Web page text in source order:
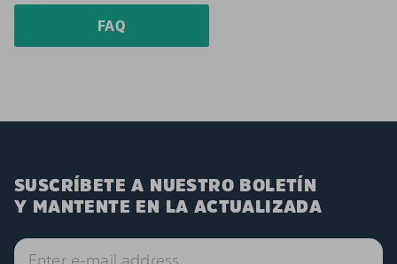
FAQ
SUSCRÍBETE A NUESTRO BOLETÍN
Y MANTENTE EN LA ACTUALIZADA